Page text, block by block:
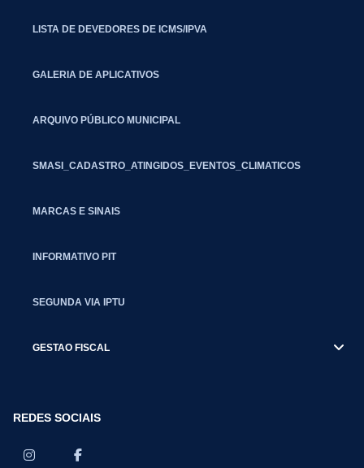
LISTA DE DEVEDORES DE ICMS/IPVA
GALERIA DE APLICATIVOS
ARQUIVO PÚBLICO MUNICIPAL
SMASI_CADASTRO_ATINGIDOS_EVENTOS_CLIMATICOS
MARCAS E SINAIS
INFORMATIVO PIT
SEGUNDA VIA IPTU
GESTAO FISCAL
REDES SOCIAIS